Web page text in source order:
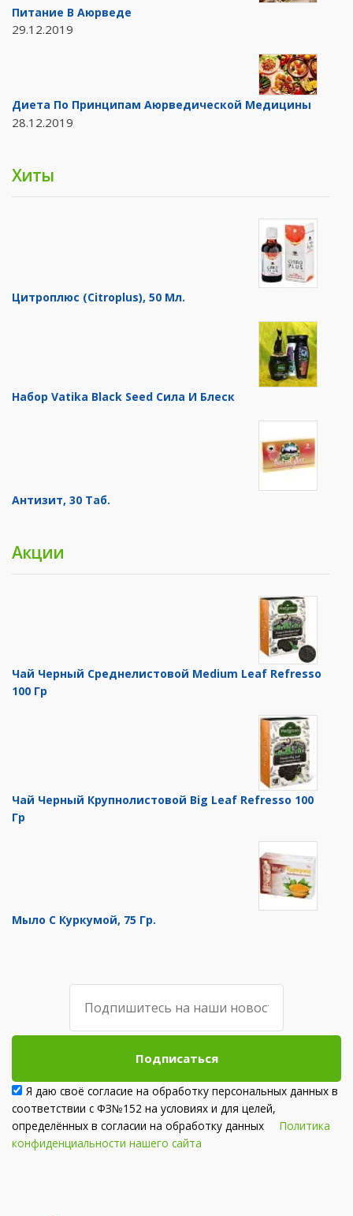
Питание В Аюрведе
29.12.2019
Диета По Принципам Аюрведической Медицины
28.12.2019
Хиты
Цитроплюс (Citroplus), 50 Мл.
Набор Vatika Black Seed Сила И Блеск
Антизит, 30 Таб.
Акции
Чай Черный Среднелистовой Medium Leaf Refresso
100 Гр
Чай Черный Крупнолистовой Big Leaf Refresso 100
Гр
Мыло С Куркумой, 75 Гр.
Подписаться
Я даю своё согласие на обработку персональных данных в
соответствии с ФЗ№152 на условиях и для целей,
определённых в согласии на обработку данных Политика
конфиденциальности нашего сайта